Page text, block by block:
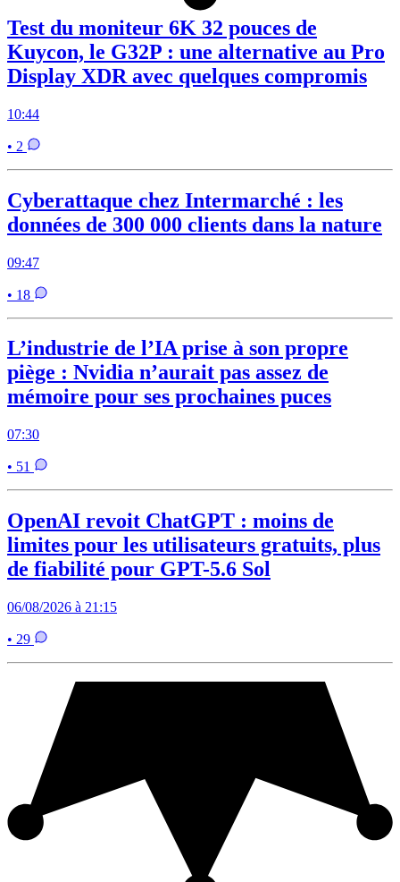
Test du moniteur 6K 32 pouces de
Kuycon, le G32P : une alternative au Pro
Display XDR avec quelques compromis
10:44
• 2
Cyberattaque chez Intermarché : les
données de 300 000 clients dans la nature
09:47
• 18
L’industrie de l’IA prise à son propre
piège : Nvidia n’aurait pas assez de
mémoire pour ses prochaines puces
07:30
• 51
OpenAI revoit ChatGPT : moins de
limites pour les utilisateurs gratuits, plus
de fiabilité pour GPT-5.6 Sol
06/08/2026 à 21:15
• 29